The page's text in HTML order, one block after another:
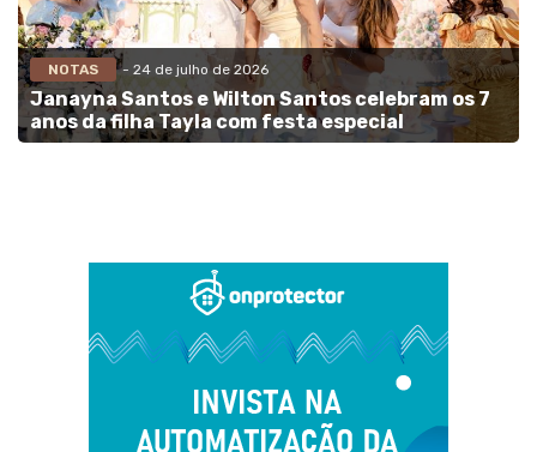
NOTAS - 24 de julho de 2026
Janayna Santos e Wilton Santos celebram os 7
anos da filha Tayla com festa especial